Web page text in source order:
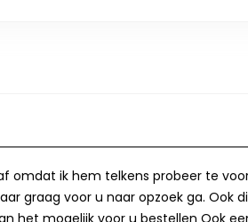
omdat ik hem telkens probeer te
graag voor u naar opzoek ga. Ook
het mogelijk voor u bestellen Ook